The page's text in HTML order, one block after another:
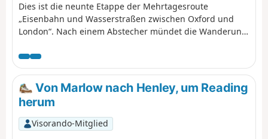
Dies ist die neunte Etappe der Mehrtagesroute
„Eisenbahn und Wasserstraßen zwischen Oxford und
London“. Nach einem Abstecher mündet die Wanderung
sich dann durch Auen und einen Wildpark, führt an
einem beliebten traditionellen Pub und der Hambleden-
Schleuse vorbei, bevor sie dem Verlauf der
weltberühmten Henley-Regatta in die Stadt folgt.
Von Marlow nach Henley, um Reading
herum
Visorando-Mitglied